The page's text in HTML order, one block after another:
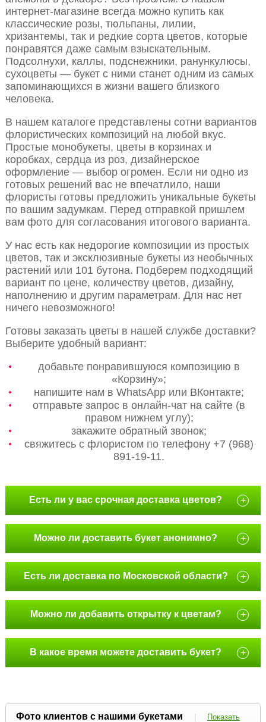
интернет-магазине всегда можно купить как
классические розы, тюльпаны, лилии,
хризантемы, так и редкие сорта цветов, которые
понравятся даже самым взыскательным.
Подсолнухи, каллы, подснежники, ранункулюсы,
сухоцветы — букет с ними станет одним из самых
запоминающихся в жизни вашего близкого
человека.
В нашем каталоге представлены сотни вариантов
флористических композиций на любой вкус.
Простые монобукеты, цветы в корзинах и
коробках, сердца из роз, дизайнерское
оформление — выбор огромен. Если ни одно из
готовых решений вас не впечатлило, наши
флористы готовы предложить уникальные букеты
по вашим задумкам. Перед отправкой пришлем
вам фото для согласования итогового варианта.
У нас есть как недорогие композиции из простых
цветов, так и эксклюзивные букеты из необычных
растений или 101 бутона. Подберем подходящий
вариант по цене, количеству цветов, дизайну,
наполнению и другим параметрам. Для нас нет
ничего невозможного!
Готовы заказать цветы в нашей службе доставки?
Выберите удобный вариант:
добавьте понравившуюся композицию в
«Корзину»;
напишите нам в WhatsApp или ВКонтакте;
отправьте запрос в онлайн-чат на сайте (в
правом нижнем углу);
закажите обратный звонок;
свяжитесь с флористом по телефону +7 (968)
891-19-11.
Есть ли у вас срочная доставка цветов? +
Можно ли доставить букет анонимно? +
Есть ли доставка по Московской области? +
Можно ли добавить открытку к цветам? +
В какое время можете доставить букет? +
Фото клиентов с нашими букетами |
Показать